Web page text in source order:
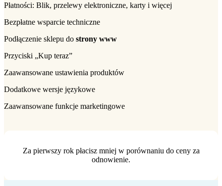
Płatności: Blik, przelewy elektroniczne, karty i więcej
Bezpłatne wsparcie techniczne
Podłączenie sklepu do strony www
Przyciski „Kup teraz”
Zaawansowane ustawienia produktów
Dodatkowe wersje językowe
Zaawansowane funkcje marketingowe
Za pierwszy rok płacisz mniej w porównaniu do ceny za
odnowienie.